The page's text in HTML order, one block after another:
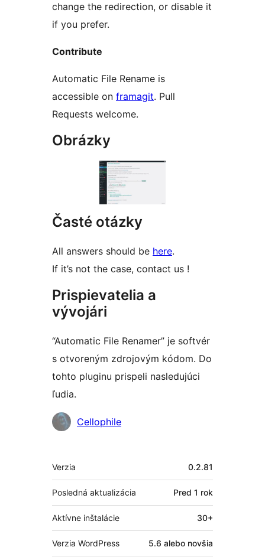
change the redirection, or disable it
if you prefer.
Contribute
Automatic File Rename is
accessible on framagit. Pull
Requests welcome.
Obrázky
Časté otázky
All answers should be here.
If it’s not the case, contact us !
Prispievatelia a
vývojári
“Automatic File Renamer” je softvér
s otvoreným zdrojovým kódom. Do
tohto pluginu prispeli nasledujúci
ľudia.
Prispievatelia
Cellophile
Meta
Verzia 0.2.81
Posledná aktualizácia Pred 1 rok
Aktívne inštalácie 30+
Verzia WordPress 5.6 alebo novšia